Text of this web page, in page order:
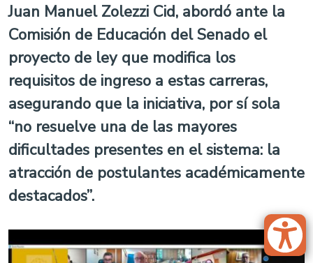
Juan Manuel Zolezzi Cid, abordó ante la
Comisión de Educación del Senado el
proyecto de ley que modifica los
requisitos de ingreso a estas carreras,
asegurando que la iniciativa, por sí sola
“no resuelve una de las mayores
dificultades presentes en el sistema: la
atracción de postulantes académicamente
destacados”.